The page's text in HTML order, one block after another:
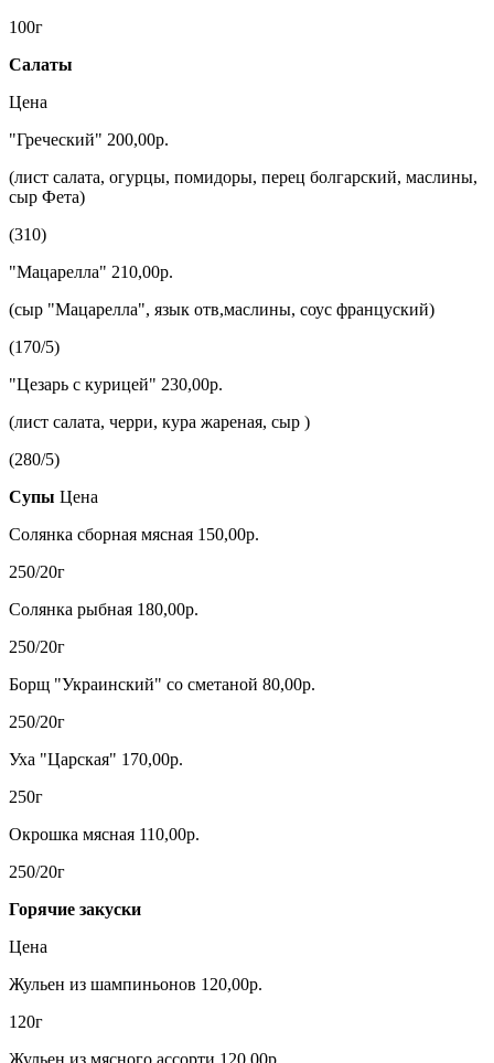
100г
Салаты
Цена
"Греческий" 200,00р.
(лист салата, огурцы, помидоры, перец болгарский, маслины,
сыр Фета)
(310)
"Мацарелла" 210,00р.
(сыр "Мацарелла", язык отв,маслины, соус француский)
(170/5)
"Цезарь с курицей" 230,00р.
(лист салата, черри, кура жареная, сыр )
(280/5)
Супы Цена
Солянка сборная мясная 150,00р.
250/20г
Солянка рыбная 180,00р.
250/20г
Борщ "Украинский" со сметаной 80,00р.
250/20г
Уха "Царская" 170,00р.
250г
Окрошка мясная 110,00р.
250/20г
Горячие закуски
Цена
Жульен из шампиньонов 120,00р.
120г
Жульен из мясного ассорти 120,00р.